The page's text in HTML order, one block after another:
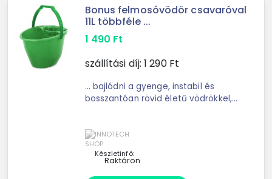
Bonus felmosóvödör csavaróval
11L többféle ...
1 490 Ft
szállítási díj: 1 290Ft
... bajlódni a gyenge, instabil és
bosszantóan rövid életű vödrökkel,
köszönhetően pedig könnyedén
Készletinfó:
Raktáron